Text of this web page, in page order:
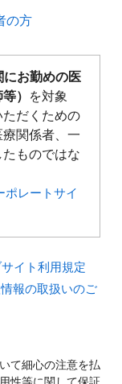
の方​
にお勤めの医
）
を対象
だくための
関係者、一
ものではな
レートサイ
イト利用規定
報の取扱いのご
て細心の注意を払
性等に関して保証